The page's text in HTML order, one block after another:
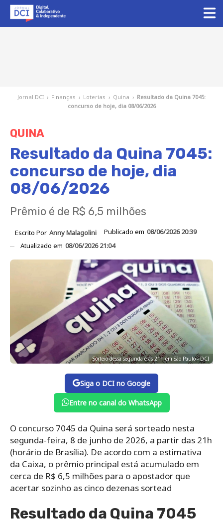
Jornal DCI › Finanças › Loterias › Quina › Resultado da Quina 7045:
concurso de hoje, dia 08/06/2026
QUINA
Resultado da Quina 7045:
concurso de hoje, dia
08/06/2026
Prêmio é de R$ 6,5 milhões
Escrito Por Anny Malagolini Publicado em 08/06/2026 20:39
Atualizado em 08/06/2026 21:04
Sorteio dessa segunda é às 21h em São Paulo - DCI
Siga o DCI no Google
Entre no canal do WhatsApp
O concurso 7045 da Quina será sorteado nesta
segunda-feira, 8 de junho de 2026, a partir das 21h
(horário de Brasília). De acordo com a estimativa
da Caixa, o prêmio principal está acumulado em
cerca de R$ 6,5 milhões para o apostador que
acertar sozinho as cinco dezenas sortead
Resultado da Quina 7045